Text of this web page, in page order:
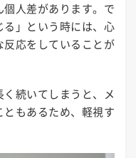
人差があります。で
」という時には、心
応をしていることが
続いてしまうと、メ
もあるため、軽視す